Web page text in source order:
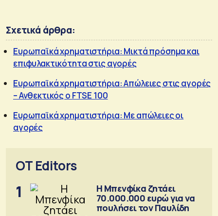
Σχετικά άρθρα:
Ευρωπαϊκά χρηματιστήρια: Μικτά πρόσημα και
επιφυλακτικότητα στις αγορές
Ευρωπαϊκά χρηματιστήρια: Απώλειες στις αγορές
– Ανθεκτικός ο FTSE 100
Ευρωπαϊκά χρηματιστήρια: Με απώλειες οι
αγορές
OT Editors
1
Η Μπενφίκα ζητάει
70.000.000 ευρώ για να
πουλήσει τον Παυλίδη